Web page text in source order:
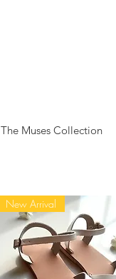
The Muses Collection
New Arrival